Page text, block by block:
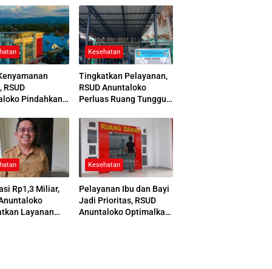
RSUD
Pindahkan
Kesehatan
Tingkatkan Pelayanan,
RSUD Anuntaloko
Perluas Ruang Tunggu
Parkir
Rp1,3 Miliar,
Layanan
Kesehatan
Pelayanan Ibu dan Bayi
Jadi Prioritas, RSUD
Anuntaloko Optimalkan